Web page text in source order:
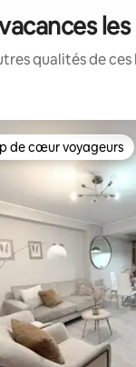
qualités de
de cœur voyageurs
de cœur voyageurs